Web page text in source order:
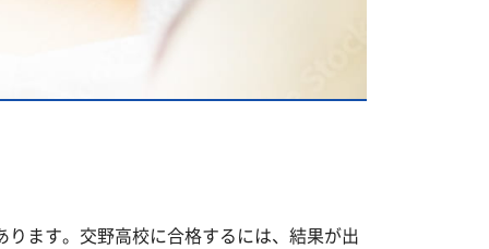
ます。交野高校に合格するには、結果が出